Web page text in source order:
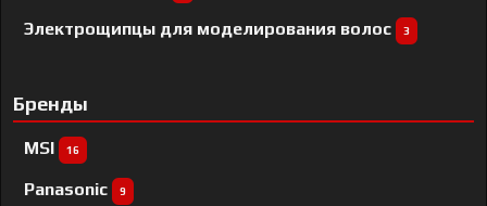
Электрощипцы для моделирования волос 3
Бренды
MSI 16
Panasonic 9